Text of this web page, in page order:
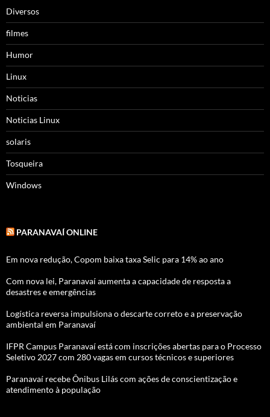
Diversos
filmes
Humor
Linux
Noticias
Noticias Linux
solaris
Tosqueira
Windows
PARANAVAÍ ONLINE
Em nova redução, Copom baixa taxa Selic para 14% ao ano
Com nova lei, Paranavaí aumenta a capacidade de resposta a
desastres e emergências
Logística reversa impulsiona o descarte correto e a preservação
ambiental em Paranavaí
IFPR Campus Paranavaí está com inscrições abertas para o Processo
Seletivo 2027 com 280 vagas em cursos técnicos e superiores
Paranavaí recebe Ônibus Lilás com ações de conscientização e
atendimento à população